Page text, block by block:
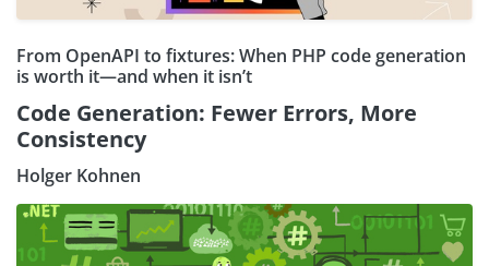
From OpenAPI to fixtures: When PHP code generation
is worth it—and when it isn’t
Code Generation: Fewer Errors, More
Consistency
Holger Kohnen